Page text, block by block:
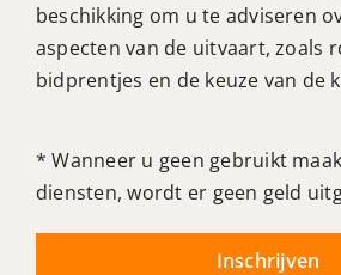
beschikking om u te adviseren
aspecten van de uitvaart, zoals
bidprentjes en de keuze van de
* Wanneer u geen gebruikt
diensten, wordt er geen geld
Inschrijven